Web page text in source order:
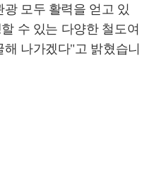
모두 활력을 얻고 있
수 있는 다양한 철도여
나가겠다"고 밝혔습니